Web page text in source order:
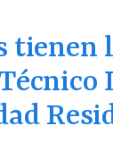
tienen